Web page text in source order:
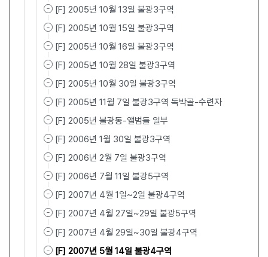
[F] 2005년 10월 13일 불광3구역
[F] 2005년 10월 15일 불광3구역
[F] 2005년 10월 16일 불광3구역
[F] 2005년 10월 28일 불광3구역
[F] 2005년 10월 30일 불광3구역
[F] 2005년 11월 7일 불광3구역 독박골-수련자
[F] 2005년 불광동-앨범들 일부
[F] 2006년 1월 30일 불광3구역
[F] 2006년 2월 7일 불광3구역
[F] 2006년 7월 11일 불광5구역
[F] 2007년 4월 1일~2일 불광4구역
[F] 2007년 4월 27일~29일 불광5구역
[F] 2007년 4월 29일~30일 불광4구역
[F] 2007년 5월 14일 불광4구역